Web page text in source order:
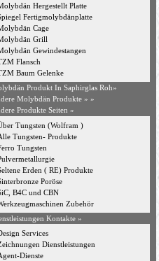
Hergestellt Platte
Fertigmolybdänplatte
Cage
Grill
Gewindestangen
Flansch
Baum Gelenke
Produkt In Saphirglas Roh»
Molybdän Produkte » »
Produkte Seiten »
Tungsten (Wolfram )
Tungsten- Produkte
Tungsten
Erden ( RE) Produkte
Poröse
B4C und CBN
Zubehör
Kontakte »
Services
Dienstleistungen
Dienste